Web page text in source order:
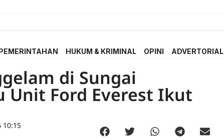
HUKUM & KRIMINAL OPINI ADVERTORIAL
di Sungai
Unit Ford Everest Ikut
10:15